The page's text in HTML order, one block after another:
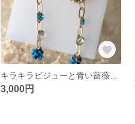
3,000円